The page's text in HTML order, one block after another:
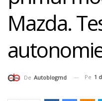
Mazda.
De Autoblogmd Pe 1